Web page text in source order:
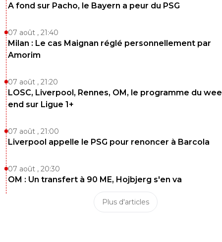
A fond sur Pacho, le Bayern a peur du PSG
07 août , 21:40
Milan : Le cas Maignan réglé personnellement par
Amorim
07 août , 21:20
LOSC, Liverpool, Rennes, OM, le programme du
end sur Ligue 1+
07 août , 21:00
Liverpool appelle le PSG pour renoncer à Barcola
07 août , 20:30
OM : Un transfert à 90 ME, Hojbjerg s'en va
Plus d'articles